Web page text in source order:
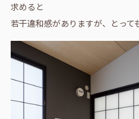
求めると
若干違和感がありますが、とって